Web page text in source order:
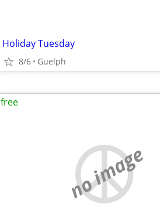
Holiday Tuesday
8/6 Guelph
no image
free